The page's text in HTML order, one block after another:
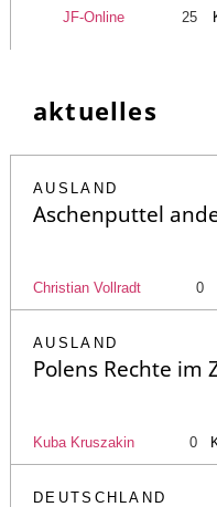
JF-Online 25
aktuelles
AUSLAND
Aschenputtel
Christian Vollradt 0
AUSLAND
Polens Rechte im
Kuba Kruszakin 0
DEUTSCHLAND